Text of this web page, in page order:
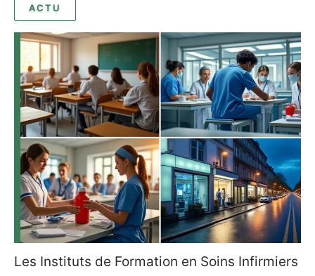
ACTU
Les Instituts de Formation en Soins Infirmiers